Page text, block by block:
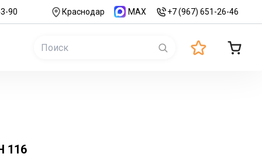
90 Краснодар MAX +7 (967) 651-26-46
116